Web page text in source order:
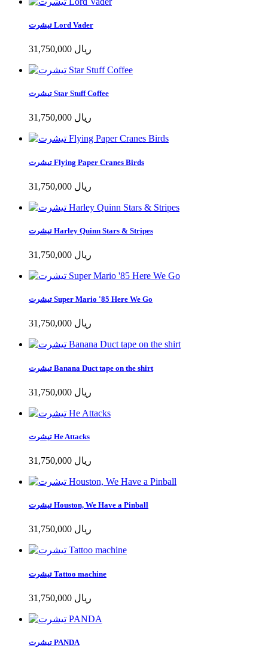
تیشرت Lord Vader
31,750,000 ریال
تیشرت Star Stuff Coffee
31,750,000 ریال
تیشرت Flying Paper Cranes Birds
31,750,000 ریال
تیشرت Harley Quinn Stars & Stripes
31,750,000 ریال
تیشرت Super Mario '85 Here We Go
31,750,000 ریال
تیشرت Banana Duct tape on the shirt
31,750,000 ریال
تیشرت He Attacks
31,750,000 ریال
تیشرت Houston, We Have a Pinball
31,750,000 ریال
تیشرت Tattoo machine
31,750,000 ریال
تیشرت PANDA